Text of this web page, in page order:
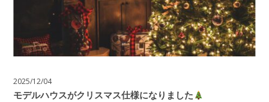
2025/12/04
モデルハウスがクリスマス仕様になりました